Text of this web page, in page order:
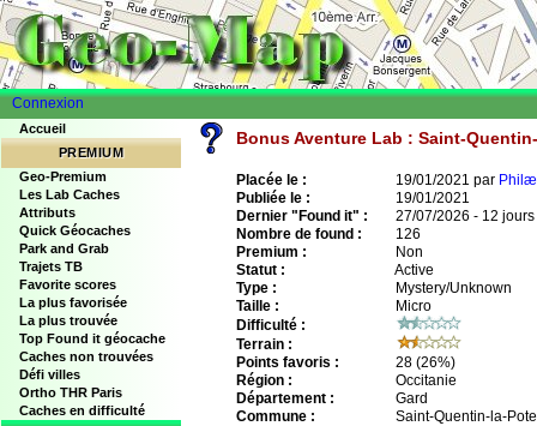
Connexion
Accueil
PREMIUM
Geo-Premium
Les Lab Caches
Attributs
Quick Géocaches
Park and Grab
Trajets TB
Favorite scores
La plus favorisée
La plus trouvée
Top Found it géocache
Caches non trouvées
Défi villes
Ortho THR Paris
Caches en difficulté
Bonus Aventure Lab : Saint-
Placée le : 19/01/2021 par
Publiée le :
19/01/2021
Dernier "Found it" :
27/07/2026 - 12 jours
Nombre de found :
126
Premium :
Non
Statut :
Active
Type :
Mystery/Unknown
Taille :
Micro
Difficulté :
Terrain :
Points favoris :
28 (26%)
Région :
Occitanie
Département :
Gard
Commune :
Saint-Quentin-la-